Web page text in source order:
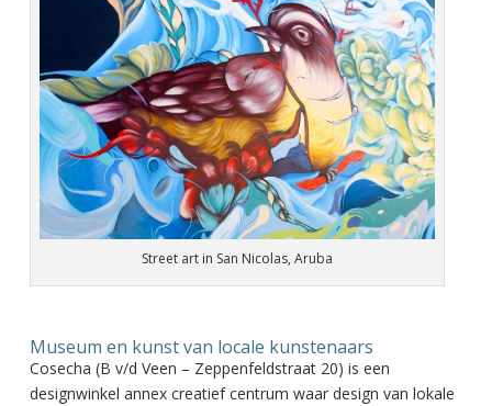
Street art in San Nicolas, Aruba
Museum en kunst van locale kunstenaars
Cosecha (B v/d Veen – Zeppenfeldstraat 20) is een
designwinkel annex creatief centrum waar design van lokale